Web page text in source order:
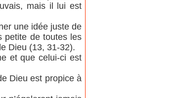
mais il lui est
une idée juste de
petite de toutes les
Dieu (13, 31-32).
et que celui-ci est
Dieu est propice à